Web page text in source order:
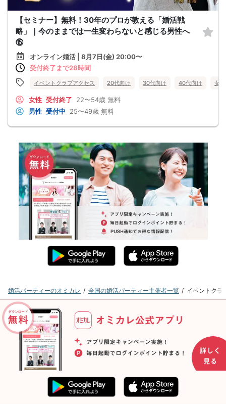
【セミナー】無料！30年のプロが教える「婚活戦
略」｜今のままでは一生変わらないと感じる男性へ
⑮
オンライン婚活 | 8月7日(金) 20:00〜
受付終了まで28時間
イベントクラブアクセス 20代向け 30代向け 40代向け 女
女性 受付終了 22〜54歳 無料
男性 受付中 25〜49歳 無料
婚活パーティーのオミカレ 全国の婚活パーティー主催者一覧 イベントクラ